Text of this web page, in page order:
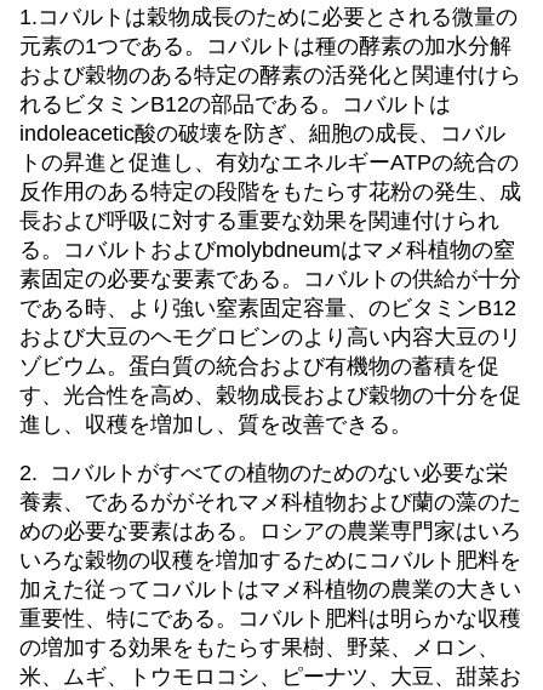
1.コバルトは穀物成長のために必要とされる微量の
元素の1つである。コバルトは種の酵素の加水分解
および穀物のある特定の酵素の活発化と関連付けら
れるビタミンB12の部品である。コバルトは
indoleacetic酸の破壊を防ぎ、細胞の成長、コバル
トの昇進と促進し、有効なエネルギーATPの統合の
反作用のある特定の段階をもたらす花粉の発生、成
長および呼吸に対する重要な効果を関連付けられ
る。コバルトおよびmolybdneumはマメ科植物の窒
素固定の必要な要素である。コバルトの供給が十分
である時、より強い窒素固定容量、のビタミンB12
および大豆のヘモグロビンのより高い内容大豆のリ
ゾビウム。蛋白質の統合および有機物の蓄積を促
す、光合性を高め、穀物成長および穀物の十分を促
進し、収穫を増加し、質を改善できる。
2. コバルトがすべての植物のためのない必要な栄
養素、であるががそれマメ科植物および蘭の藻のた
めの必要な要素はある。ロシアの農業専門家はいろ
いろな穀物の収穫を増加するためにコバルト肥料を
加えた従ってコバルトはマメ科植物の農業の大きい
重要性、特にである。コバルト肥料は明らかな収穫
の増加する効果をもたらす果樹、野菜、メロン、
米、ムギ、トウモロコシ、ピーナツ、大豆、甜菜お